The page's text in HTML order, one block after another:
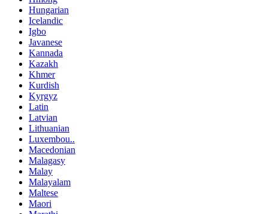
Hungarian
Icelandic
Igbo
Javanese
Kannada
Kazakh
Khmer
Kurdish
Kyrgyz
Latin
Latvian
Lithuanian
Luxembou..
Macedonian
Malagasy
Malay
Malayalam
Maltese
Maori